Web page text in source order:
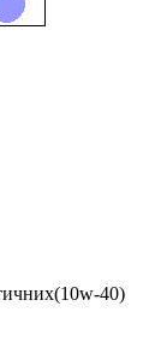
40)